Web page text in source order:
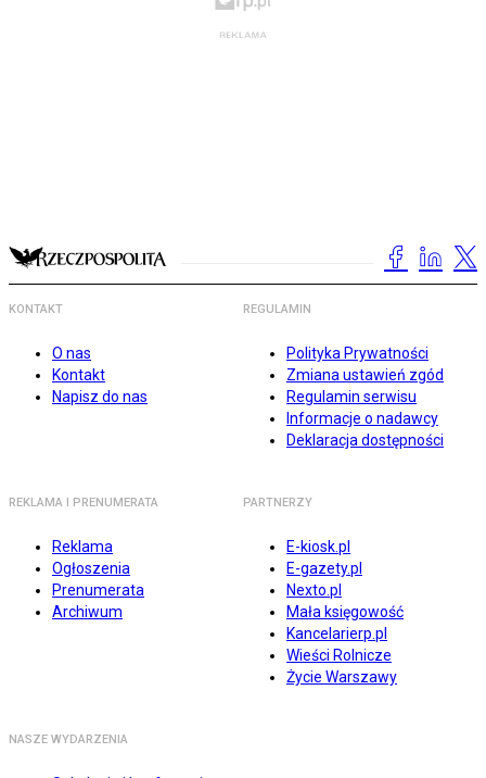
KONTAKT
O nas
Kontakt
Napisz do nas
REGULAMIN
Polityka Prywatności
Zmiana ustawień zgód
Regulamin serwisu
Informacje o nadawcy
Deklaracja dostępności
REKLAMA I PRENUMERATA
Reklama
Ogłoszenia
Prenumerata
Archiwum
PARTNERZY
E-kiosk.pl
E-gazety.pl
Nexto.pl
Mała księgowość
Kancelarierp.pl
Wieści Rolnicze
Życie Warszawy
NASZE WYDARZENIA